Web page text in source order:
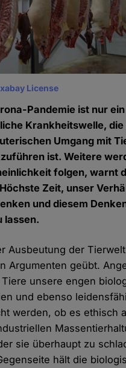
License
Pandemie ist nur
Krankheitswelle,
Umgang mit
ist. Weitere
folgen, warnt
Zeit, unser
und diesem
lassen.
Ausbeutung der
Argumenten geübt.
unsere engen
und ebenso
werden, ob es ethisch
sie überhaupt zu
hält die